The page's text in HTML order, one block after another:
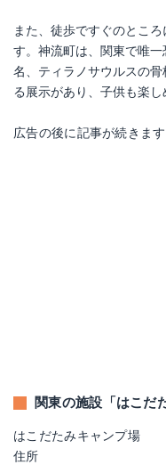
また、徒歩ですぐのとこ
す。神流町は、関東で唯
名、ティラノサウルスの
る展示があり、子供も楽し
広告の後に記事が続きます
関東の施設「はこだ
はこだたみキャンプ場
住所